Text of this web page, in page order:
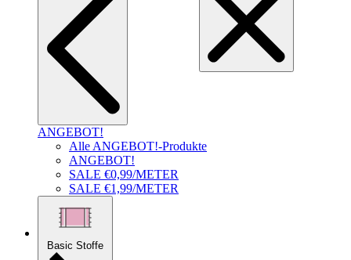
ANGEBOT!
Alle ANGEBOT!-Produkte
ANGEBOT!
SALE €0,99/METER
SALE €1,99/METER
Basic Stoffe